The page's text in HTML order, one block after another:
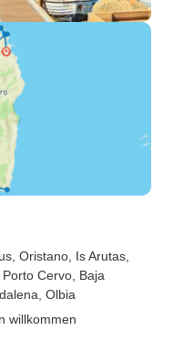
, Oristano , Is Arutas
, Porto Cervo , Baja
, Olbia
willkommen